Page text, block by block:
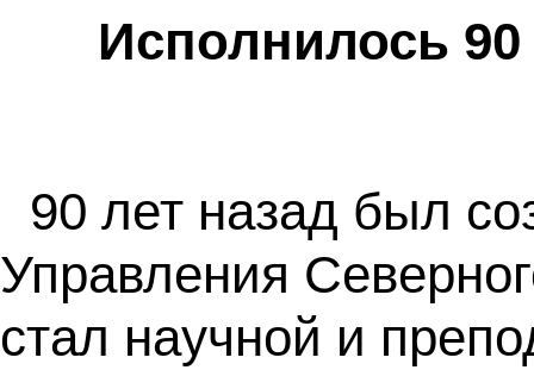
Исполнилось
90 лет назад был
Управления
стал научной и